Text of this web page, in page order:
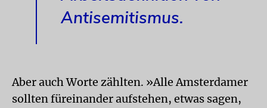
Antisemitismus.
Aber auch Worte zählten. »Alle Amsterdamer
sollten füreinander aufstehen, etwas sagen,